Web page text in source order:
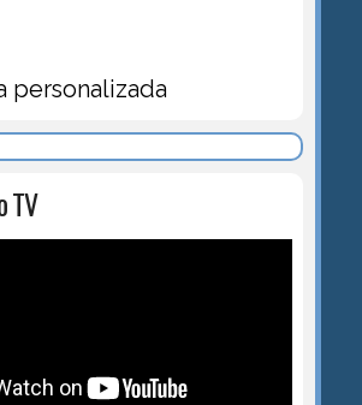
personalizada
TV